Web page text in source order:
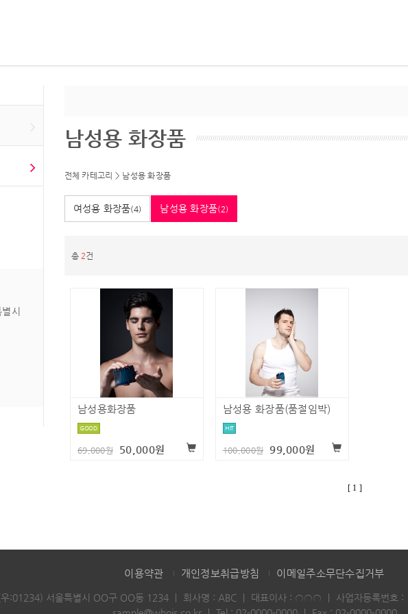
시
남성용 화장품
전체 카테고리 > 남성용 화장품
여성용 화장품(4) 남성용 화장품(2)
총 2건
남성용화장품
GOOD
69,000원 50,000원
남성용 화장품(품절임박)
HIT
100,000원 99,000원
[ 1 ]
이용약관 개인정보취급방침 이메일주소무단수집거부
우:01234) 서울특별시 OO구 OO동 1234｜ 회사명 : ABC｜ 대표이사 : ○○○ 사업자등록번호